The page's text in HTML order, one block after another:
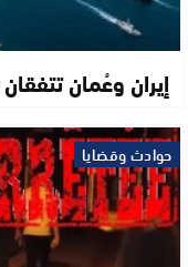
إيران وعُمان
حوادث وقضايا